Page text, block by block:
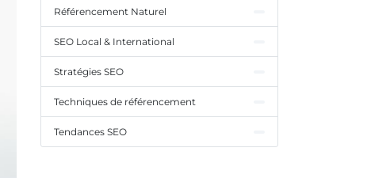
Référencement Naturel
SEO Local & International
Stratégies SEO
Techniques de référencement
Tendances SEO